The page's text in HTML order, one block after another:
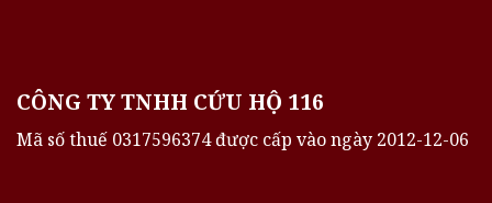
CÔNG TY TNHH CỨU HỘ 116
Mã số thuế 0317596374 được cấp vào ngày 2012-12-06